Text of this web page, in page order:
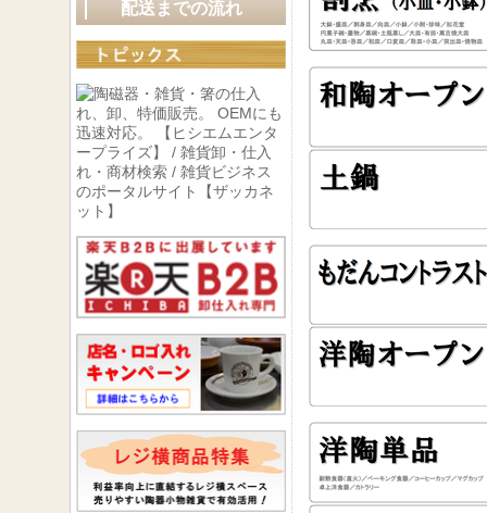
配送までの流れ